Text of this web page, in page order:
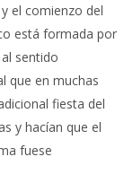
el comienzo del
está formada por
sentido
que en muchas
fiesta del
y hacían que el
fuese